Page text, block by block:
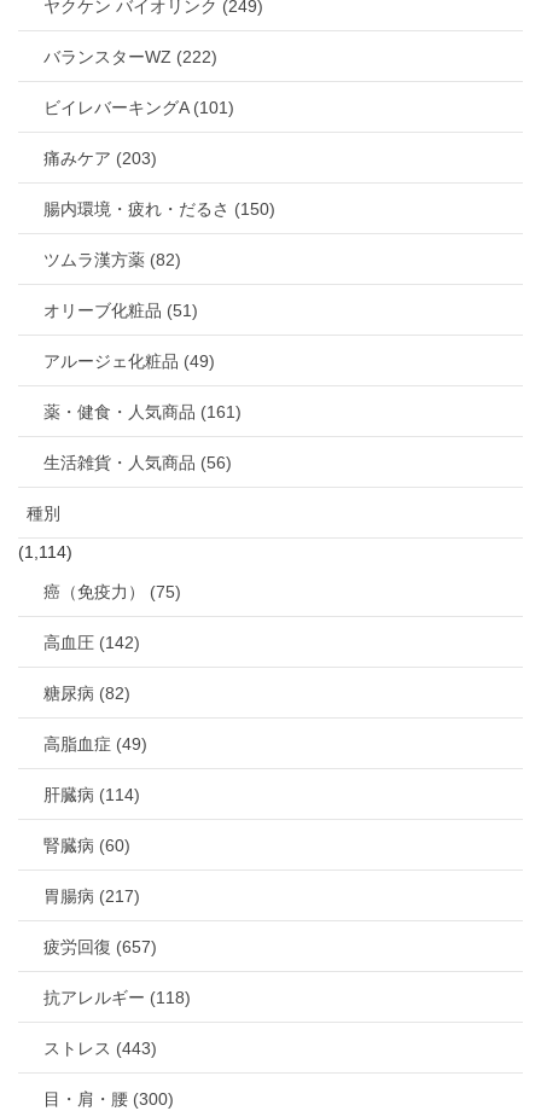
ヤクケン バイオリンク (249)
バランスターWZ (222)
ビイレバーキングA (101)
痛みケア (203)
腸内環境・疲れ・だるさ (150)
ツムラ漢方薬 (82)
オリーブ化粧品 (51)
アルージェ化粧品 (49)
薬・健食・人気商品 (161)
生活雑貨・人気商品 (56)
種別
(1,114)
癌（免疫力） (75)
高血圧 (142)
糖尿病 (82)
高脂血症 (49)
肝臓病 (114)
腎臓病 (60)
胃腸病 (217)
疲労回復 (657)
抗アレルギー (118)
ストレス (443)
目・肩・腰 (300)